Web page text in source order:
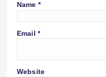
Name *
Email *
Website